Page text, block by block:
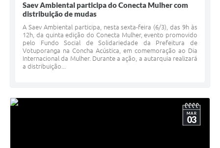
Saev Ambiental participa do Conecta Mulher com
distribuição de mudas
A Saev Ambiental participa, nesta sexta-feira (6/3), das 9h às
12h, da quinta edição do Conecta Mulher, evento promovido
pelo Fundo Social de Solidariedade da Prefeitura de
Votuporanga na Concha Acústica, em comemoração ao Dia
Internacional da Mulher. Durante a ação, a autarquia realizará
a distribuição...
MAR
03